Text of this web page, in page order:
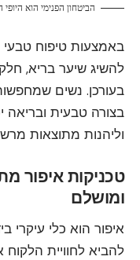
הביטחון הפנימי הוא היופי
באמצעות טיפוח טבעי
להשיג שיער בריא,
בעורכן. נשים
בצורה טבעית ובריאה
וליהנות מתוצאות
טכניקות איפור
ומושלם
איפור הוא כלי עיקרי
להביא לחוויית